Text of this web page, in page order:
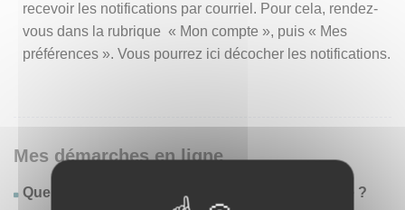
recevoir les notifications par courriel. Pour cela, rendez-
vous dans la rubrique « Mon compte », puis « Mes
préférences ». Vous pourrez ici décocher les notifications.
Mes démarches en ligne
Quelles sont les démarches disponibles en ligne ?